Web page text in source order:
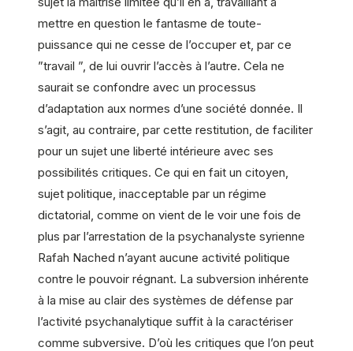
mettre en question le fantasme de toute-
puissance qui ne cesse de l’occuper et, par ce
”travail ”, de lui ouvrir l’accès à l’autre. Cela ne
saurait se confondre avec un processus
d’adaptation aux normes d’une société donnée. Il
s’agit, au contraire, par cette restitution, de faciliter
pour un sujet une liberté intérieure avec ses
possibilités critiques. Ce qui en fait un citoyen,
sujet politique, inacceptable par un régime
dictatorial, comme on vient de le voir une fois de
plus par l’arrestation de la psychanalyste syrienne
Rafah Nached n’ayant aucune activité politique
contre le pouvoir régnant. La subversion inhérente
à la mise au clair des systèmes de défense par
l’activité psychanalytique suffit à la caractériser
comme subversive. D’où les critiques que l’on peut